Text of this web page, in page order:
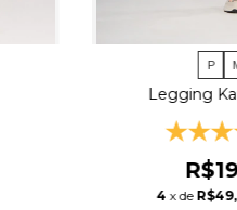
P
Legging
4 x de